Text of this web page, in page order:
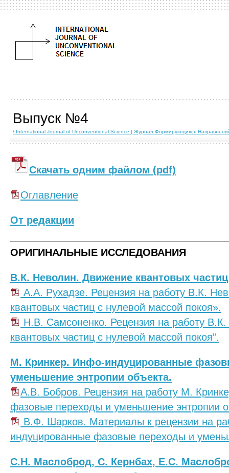
Выпуск №4
/ International Journal of Unconventional Science | Журнал Формирующихся
Скачать одним файлом (pdf)
Оглавление
От редакции
ОРИГИНАЛЬНЫЕ ИССЛЕДОВАНИЯ
В.К. Неволин. Движение квантовых
А.А. Рухадзе. Рецензия на работу В.К.
квантовых частиц с нулевой массой покоя».
Н.В. Самсоненко. Рецензия на работу
квантовых частиц с нулевой массой покоя”.
М. Кринкер. Инфо-индуцированные
уменьшение энтропии объекта.
А.В. Бобров. Рецензия на работу М.
фазовые переходы и уменьшение энтропии
В.Ф. Шарков. Материалы к рецензии на
индуцированные фазовые переходы и
С.Н. Маслоброд, С. Кернбах, Е.С.